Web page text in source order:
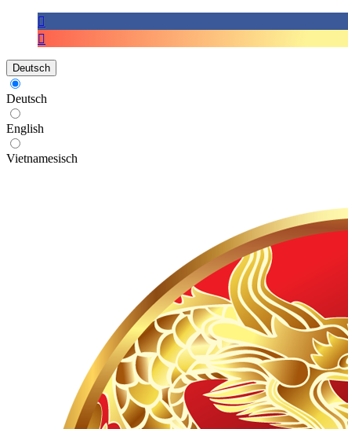
Deutsch
Deutsch
English
Vietnamesisch